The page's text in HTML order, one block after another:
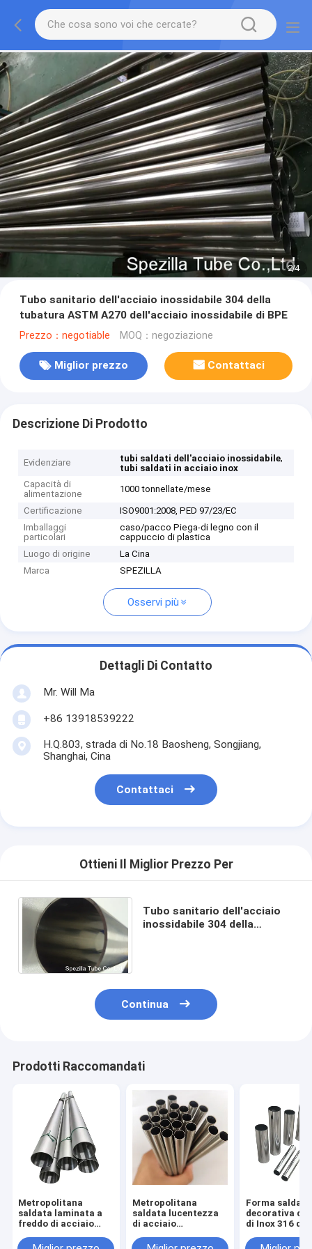
2/4
Tubo sanitario dell'acciaio inossidabile 304 della
tubatura ASTM A270 dell'acciaio inossidabile di BPE
Prezzo：negotiable MOQ：negoziazione
Miglior prezzo Contattaci
Descrizione Di Prodotto
Evidenziare tubi saldati dell'acciaio inossidabile,
tubi saldati in acciaio inox
Capacità di
alimentazione
1000 tonnellate/mese
Certificazione
ISO9001:2008, PED 97/23/EC
Imballaggi
particolari
caso/pacco Piega-di legno con il
cappuccio di plastica
Luogo di origine
La Cina
Marca
SPEZILLA
Osservi più
Dettagli Di Contatto
Mr. Will Ma
+86 13918539222
H.Q.803, strada di No.18 Baosheng, Songjiang,
Shanghai, Cina
Contattaci
Ottieni Il Miglior Prezzo Per
Tubo sanitario dell'acciaio
inossidabile 304 della
Continua
Prodotti Raccomandati
Metropolitana
saldata laminata a
freddo di acciaio
lucida tubo 304
Metropolitana
saldata lucentezza
di acciaio
guardie della
Forma saldata
decorativa di
di Inox 316
acciaio